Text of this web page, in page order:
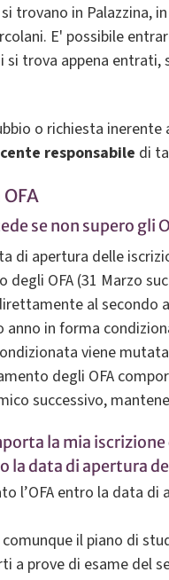
trovano in Palazzina,
E' possibile
si trova appena entrati,
o richiesta
responsabile di
se non supero gli
di apertura delle
degli OFA (31 Marzo
al secondo
in forma
viene
degli OFA
successivo,
la mia
la data di apertura
l’OFA entro la data
il piano di
a prove di esame del